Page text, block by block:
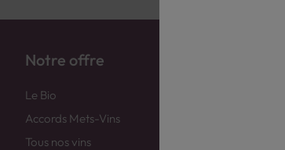
Notre offre
Le Bio
Accords Mets-Vins
Tous nos vins